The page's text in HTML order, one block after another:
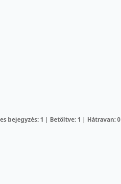
bejegyzés: 1 | Betöltve: 1 | Hátravan: 0